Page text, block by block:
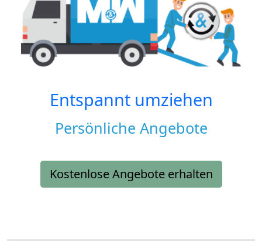
Entspannt umziehen
Persönliche Angebote
Kostenlose Angebote erhalten